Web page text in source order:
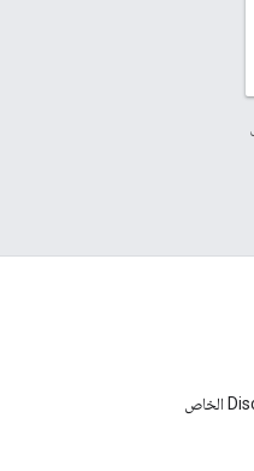
الانضمام إلى خادم Discord الخاص